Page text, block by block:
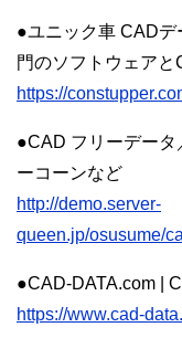
●ユニック車 CADデ
門のソフトウェアと
https://
●CAD フリーデータ
ーコーンなど
http://demo.server-
queen.jp/osusume/
●CAD-DATA.com |
https://www.cad-